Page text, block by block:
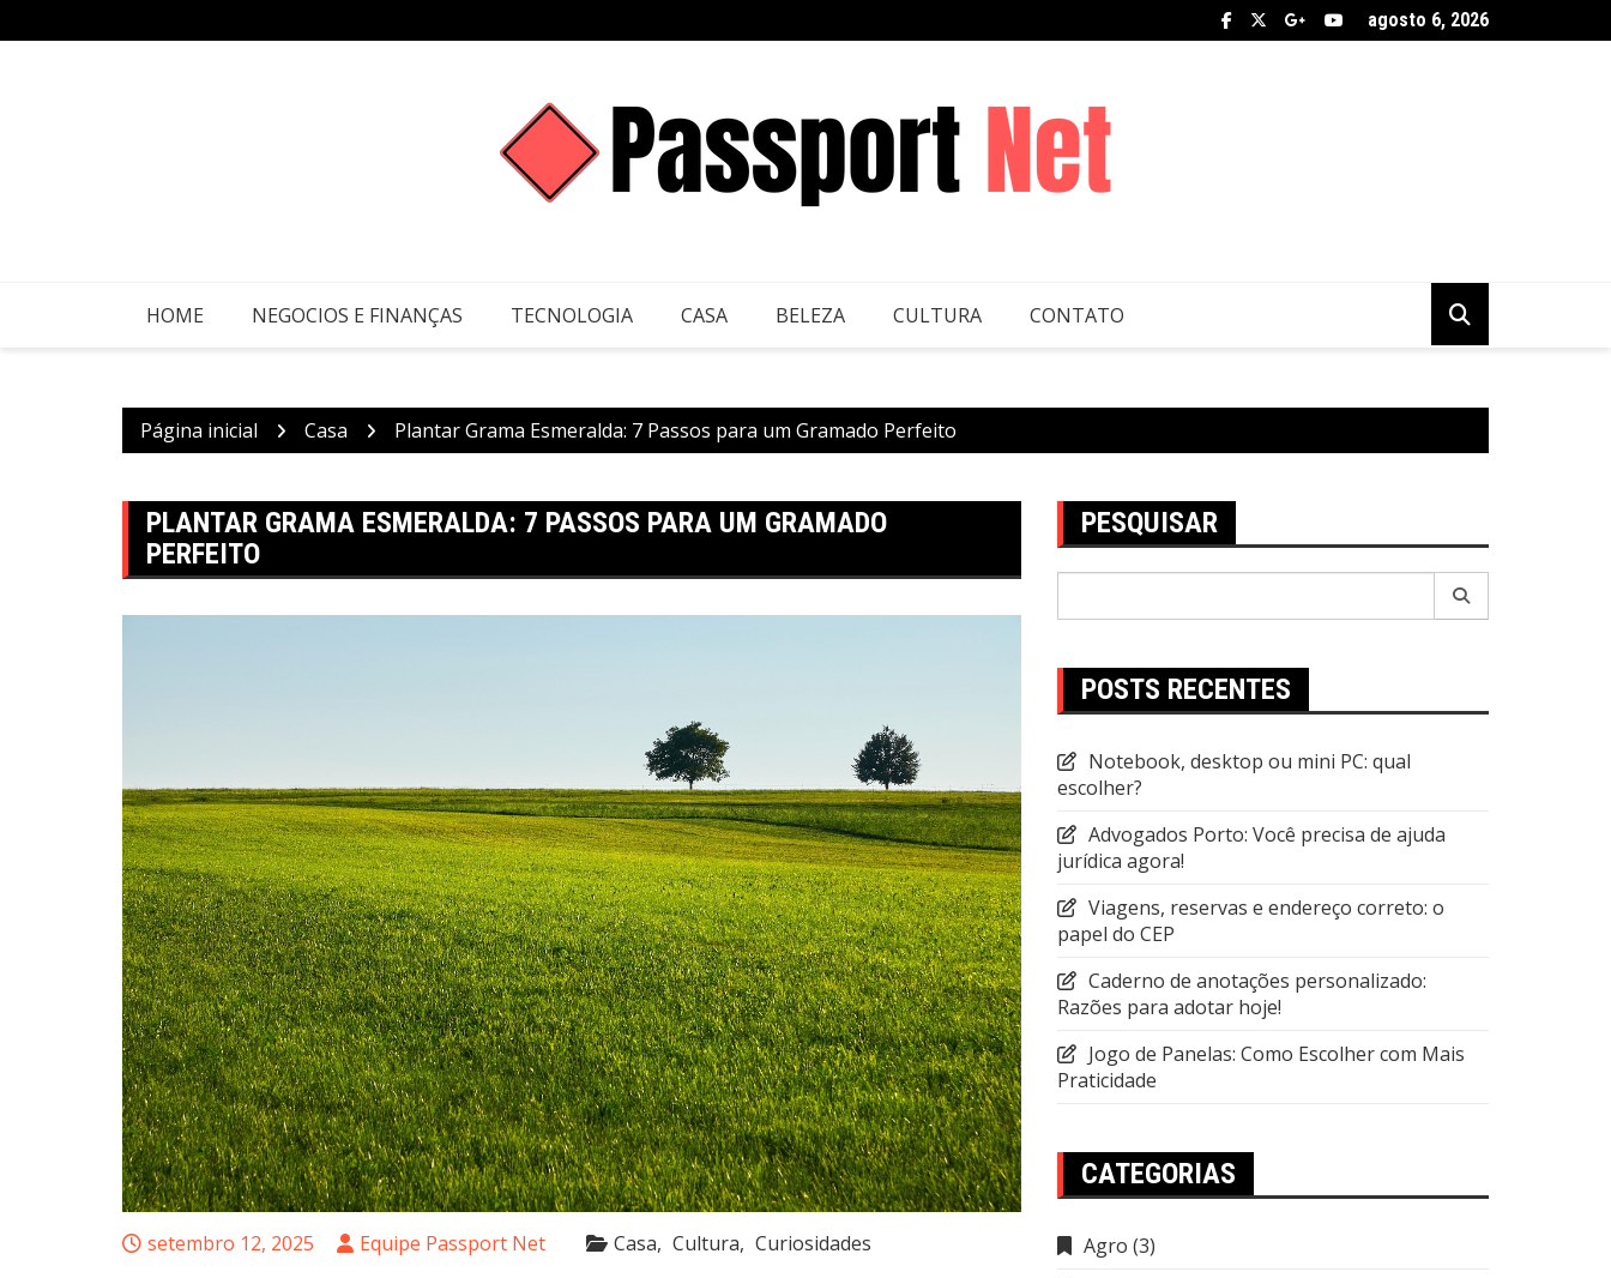
para
agosto 6, 2026
HOME NEGOCIOS E FINANÇAS TECNOLOGIA CASA BELEZA CULTURA CONTATO
Página inicial Casa Plantar Grama Esmeralda: 7 Passos para um Gramado Perfeito
PLANTAR GRAMA ESMERALDA: 7 PASSOS PARA UM GRAMADO
PERFEITO
setembro 12, 2025 Equipe Passport Net Casa Cultura Curiosidades
PESQUISAR
POSTS RECENTES
Notebook, desktop ou mini PC: qual
escolher?
Advogados Porto: Você precisa de ajuda
jurídica agora!
Viagens, reservas e endereço correto: o
papel do CEP
Caderno de anotações personalizado:
Razões para adotar hoje!
Jogo de Panelas: Como Escolher com Mais
Praticidade
CATEGORIAS
Agro (3)